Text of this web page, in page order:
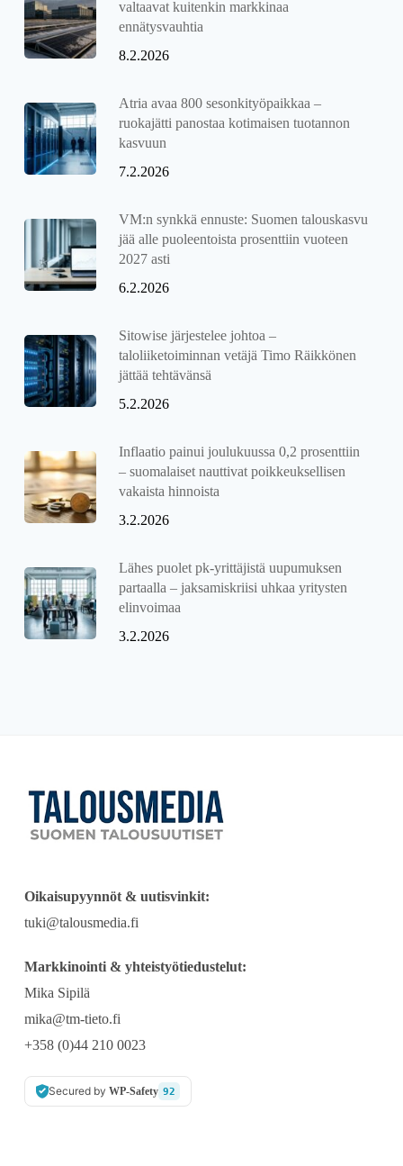
valtaavat kuitenkin markkinaa
ennätysvauhtia
8.2.2026
Atria avaa 800 sesonkityöpaikkaa –
ruokajätti panostaa kotimaisen tuotannon
kasvuun
7.2.2026
VM:n synkkä ennuste: Suomen talouskasvu
jää alle puoleentoista prosenttiin vuoteen
2027 asti
6.2.2026
Sitowise järjestelee johtoa –
taloliiketoiminnan vetäjä Timo Räikkönen
jättää tehtävänsä
5.2.2026
Inflaatio painui joulukuussa 0,2 prosenttiin
– suomalaiset nauttivat poikkeuksellisen
vakaista hinnoista
3.2.2026
Lähes puolet pk-yrittäjistä uupumuksen
partaalla – jaksamiskriisi uhkaa yritysten
elinvoimaa
3.2.2026
Oikaisupyynnöt & uutisvinkit:
tuki@talousmedia.fi
Markkinointi & yhteistyötiedustelut:
Mika Sipilä
mika@tm-tieto.fi
+358 (0)44 210 0023
Secured by WP-Safety 92